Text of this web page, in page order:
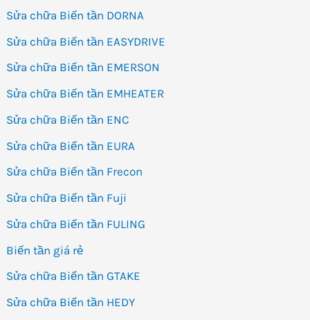
Sửa chữa Biến tần DORNA
Sửa chữa Biến tần EASYDRIVE
Sửa chữa Biến tần EMERSON
Sửa chữa Biến tần EMHEATER
Sửa chữa Biến tần ENC
Sửa chữa Biến tần EURA
Sửa chữa Biến tần Frecon
Sửa chữa Biến tần Fuji
Sửa chữa Biến tần FULING
Biến tần giá rẻ
Sửa chữa Biến tần GTAKE
Sửa chữa Biến tần HEDY